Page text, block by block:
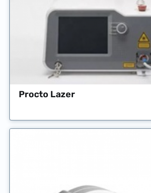
Procto Lazer